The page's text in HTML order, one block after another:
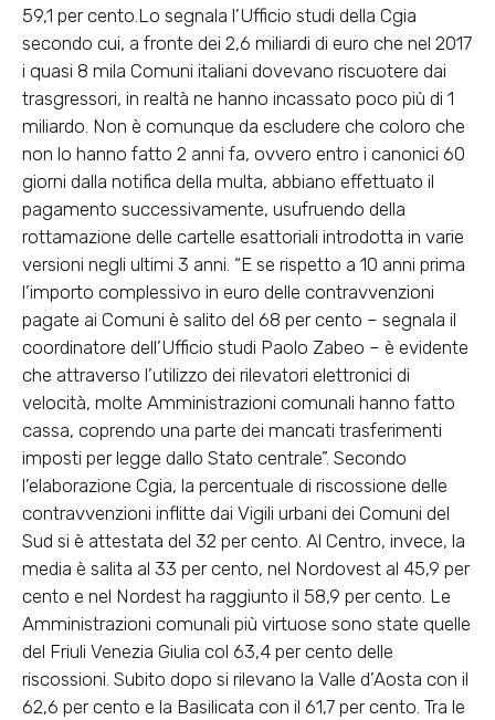
59,1 per cento.Lo segnala l’Ufficio studi della Cgia
secondo cui, a fronte dei 2,6 miliardi di euro che nel 2017
i quasi 8 mila Comuni italiani dovevano riscuotere dai
trasgressori, in realtà ne hanno incassato poco più di 1
miliardo. Non è comunque da escludere che coloro che
non lo hanno fatto 2 anni fa, ovvero entro i canonici 60
giorni dalla notifica della multa, abbiano effettuato il
pagamento successivamente, usufruendo della
rottamazione delle cartelle esattoriali introdotta in varie
versioni negli ultimi 3 anni. “E se rispetto a 10 anni prima
l’importo complessivo in euro delle contravvenzioni
pagate ai Comuni è salito del 68 per cento – segnala il
coordinatore dell’Ufficio studi Paolo Zabeo – è evidente
che attraverso l’utilizzo dei rilevatori elettronici di
velocità, molte Amministrazioni comunali hanno fatto
cassa, coprendo una parte dei mancati trasferimenti
imposti per legge dallo Stato centrale”. Secondo
l’elaborazione Cgia, la percentuale di riscossione delle
contravvenzioni inflitte dai Vigili urbani dei Comuni del
Sud si è attestata del 32 per cento. Al Centro, invece, la
media è salita al 33 per cento, nel Nordovest al 45,9 per
cento e nel Nordest ha raggiunto il 58,9 per cento. Le
Amministrazioni comunali più virtuose sono state quelle
del Friuli Venezia Giulia col 63,4 per cento delle
riscossioni. Subito dopo si rilevano la Valle d’Aosta con il
62,6 per cento e la Basilicata con il 61,7 per cento. Tra le